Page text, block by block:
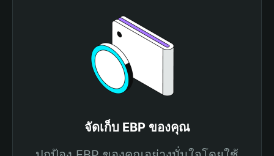
จัดเก็บ EBP ของคุณ